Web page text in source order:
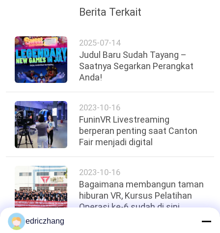
Berita Terkait
2025-07-14
Judul Baru Sudah Tayang –
Saatnya Segarkan Perangkat
Anda!
2023-10-16
FuninVR Livestreaming
berperan penting saat Canton
Fair menjadi digital
2023-10-16
Bagaimana membangun taman
hiburan VR, Kursus Pelatihan
Operasi ke-6 sudah di sini
edriczhang